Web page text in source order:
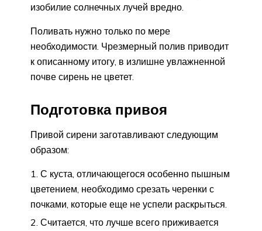
изобилие солнечных лучей вредно.
Поливать нужно только по мере
необходимости. Чрезмерный полив приводит
к описанному итогу, в излишне увлажненной
почве сирень не цветет.
Подготовка привоя
Привой сирени заготавливают следующим
образом:
С куста, отличающегося особенно пышным
цветением, необходимо срезать черенки с
почками, которые еще не успели раскрыться.
Считается, что лучше всего приживается